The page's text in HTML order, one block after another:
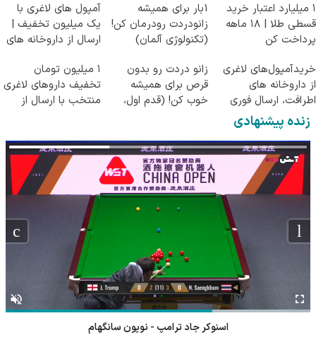
۱ میلیارد اعتبار خرید
قسطی طلا | ۱۸ ماهه
پرداخت کن
1بار برای همیشه
زانودردت رودرمان کن!
(تکنولوژی آلمان)
آمپول های لاغری با
یک میلیون تخفیف |
ارسال از داروخانه های
خریدآمپول‌های لاغری
از داروخانه های
اطرافت، ارسال فوری
همراه با پک یخ!
زانو دردت رو بدون
قرص برای همیشه
خوب کن! (قدم اول،
۱ میلیون تومان
تخفیف داروهای لاغری
منتخب با ارسال از
زنده پیشنهادی
اسنوکر جاد ترامپ - نوپون سانگهام